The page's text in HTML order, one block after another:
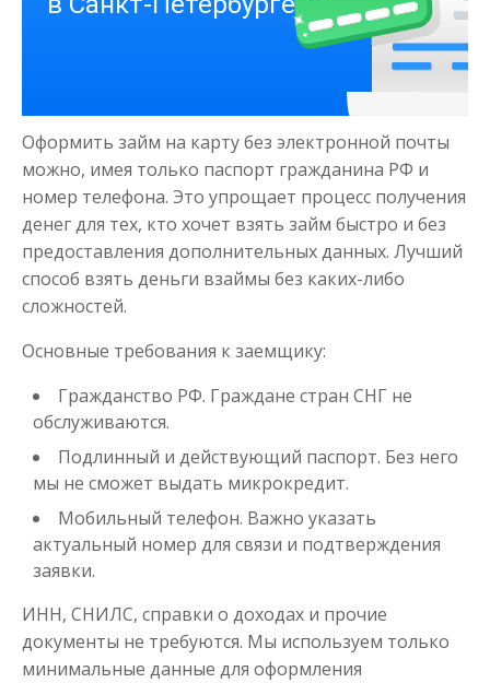
до ₽
до 21 дня
Получить
Сумма до50 000 ₽
Срок
Получить
Одолжим до 30 дней
Оформить займ на карту без электронной почты
можно, имея только паспорт гражданина РФ и
номер телефона. Это упрощает процесс получения
денег для тех, кто хочет взять займ быстро и без
предоставления дополнительных данных. Лучший
способ взять деньги взаймы без каких-либо
сложностей.
Основные требования к заемщику:
Гражданство РФ. Граждане стран СНГ не
обслуживаются.
Подлинный и действующий паспорт. Без него
мы не сможет выдать микрокредит.
Мобильный телефон. Важно указать
актуальный номер для связи и подтверждения
заявки.
ИНН, СНИЛС, справки о доходах и прочие
документы не требуются. Мы используем только
минимальные данные для оформления